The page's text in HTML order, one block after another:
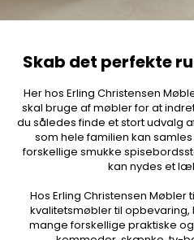
Skab det perfekte
Her hos Erling Christensen
skal bruge af møbler for at
du således finde et stort udvalg
som hele familien kan
forskellige smukke
kan nydes et
Hos Erling Christensen
kvalitetsmøbler til
mange forskellige praktiske